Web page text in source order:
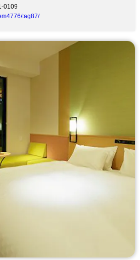
0109
tag87/